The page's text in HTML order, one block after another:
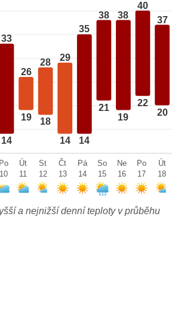
33
14
26
19
28
18
29
14
35
14
38
21
38
19
40
22
37
20
Po
10
Út
11
St
12
Čt
13
Pá
14
So
15
Ne
16
Po
17
Út
18
a nejnižší denní teploty v průběhu